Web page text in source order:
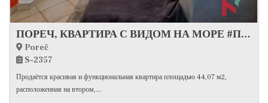
ПОРЕЧ, КВАРТИРА С ВИДОМ НА МОРЕ #ПРОДАЖА
Poreč
S-2357
Продаётся красивая и функциональная квартира площадью 44,07 м2,
расположенная на втором,...